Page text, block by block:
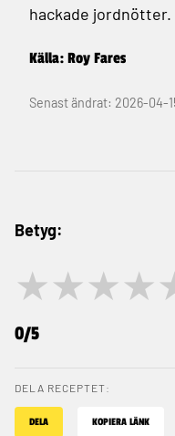
hackade jordnötter.
Källa: Roy Fares
Senast ändrat: 2026-04-
Betyg:
★
★
★
★
0/5
DELA RECEPTET:
DELA KOPIERA LÄNK